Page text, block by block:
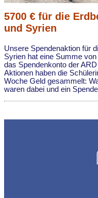
5700 € für die
und Syrien
Unsere Spendenaktion für
Syrien hat eine Summe
das Spendenkonto der
Aktionen haben die
Woche Geld gesammelt:
waren dabei und ein